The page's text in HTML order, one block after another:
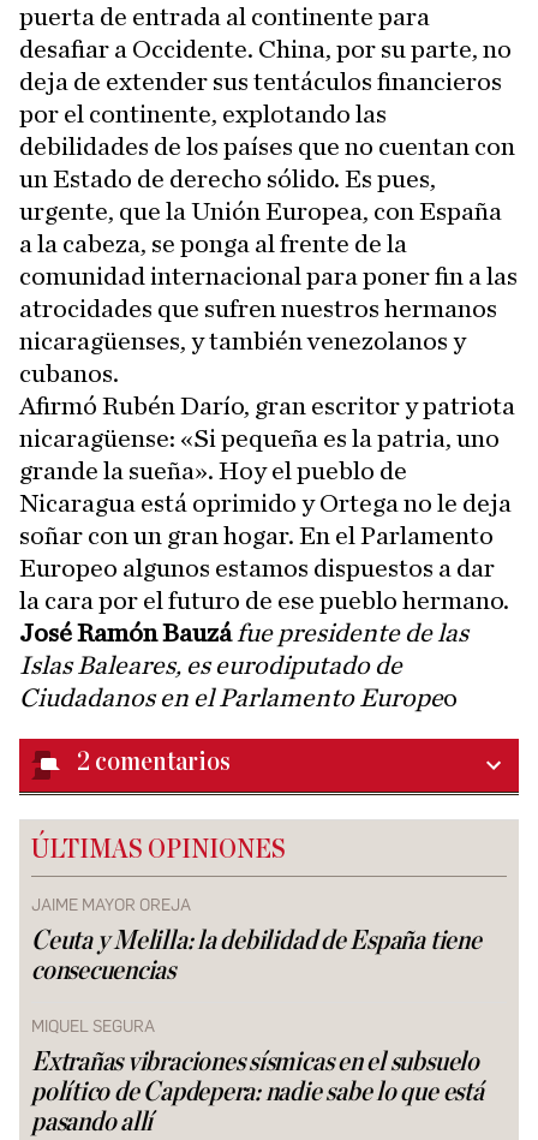
puerta de entrada al continente para
desafiar a Occidente. China, por su parte, no
deja de extender sus tentáculos financieros
por el continente, explotando las
debilidades de los países que no cuentan con
un Estado de derecho sólido. Es pues,
urgente, que la Unión Europea, con España
a la cabeza, se ponga al frente de la
comunidad internacional para poner fin a las
atrocidades que sufren nuestros hermanos
nicaragüenses, y también venezolanos y
cubanos.
Afirmó Rubén Darío, gran escritor y patriota
nicaragüense: «Si pequeña es la patria, uno
grande la sueña». Hoy el pueblo de
Nicaragua está oprimido y Ortega no le deja
soñar con un gran hogar. En el Parlamento
Europeo algunos estamos dispuestos a dar
la cara por el futuro de ese pueblo hermano.
José Ramón Bauzá fue presidente de las
Islas Baleares, es eurodiputado de
Ciudadanos en el Parlamento Europeo
2 comentarios
ÚLTIMAS OPINIONES
JAIME MAYOR OREJA
Ceuta y Melilla: la debilidad de España tiene
consecuencias
MIQUEL SEGURA
Extrañas vibraciones sísmicas en el subsuelo
político de Capdepera: nadie sabe lo que está
pasando allí